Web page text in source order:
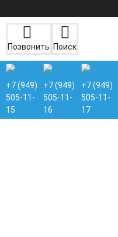
Позвонить Поиск
+7 (949)
505-11-
15
+7 (949)
505-11-
16
+7 (949)
505-11-
17